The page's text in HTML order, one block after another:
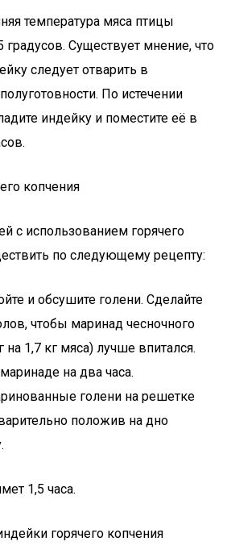
температура мяса птицы
градусов. Существует мнение, что
следует отварить в
По истечении
индейку и поместите её в
копчения
с использованием горячего
по следующему рецепту:
и обсушите голени. Сделайте
чтобы маринад чесночного
на 1,7 кг мяса) лучше впитался.
на два часа.
голени на решетке
положив на дно
1,5 часа.
горячего копчения